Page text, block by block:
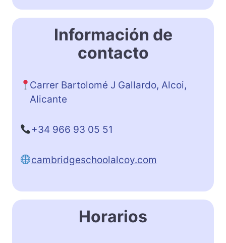
Información de
contacto
Carrer Bartolomé J Gallardo, Alcoi,
Alicante
+34 966 93 05 51
cambridgeschoolalcoy.com
Horarios